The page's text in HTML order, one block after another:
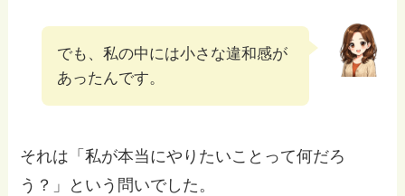
でも、私の中には小さな違和感が
あったんです。
それは「私が本当にやりたいことって何だろ
う？」という問いでした。